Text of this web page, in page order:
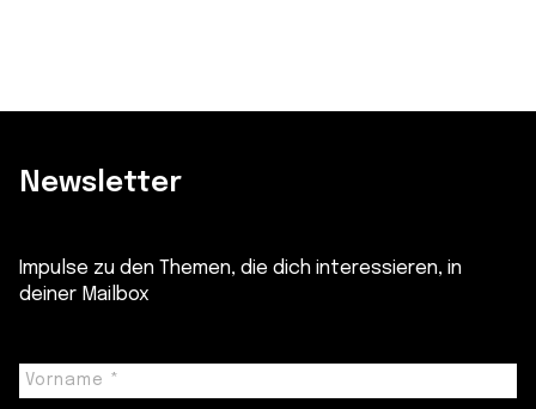
Newsletter
Impulse zu den Themen, die dich interessieren, in
deiner Mailbox